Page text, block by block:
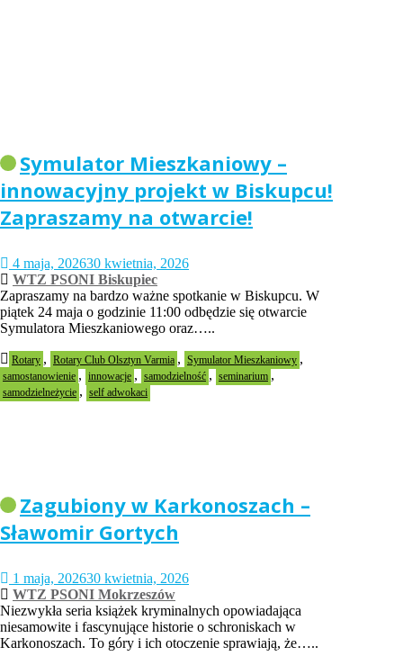
Symulator Mieszkaniowy –
innowacyjny projekt w Biskupcu!
Zapraszamy na otwarcie!
4 maja, 202630 kwietnia, 2026
WTZ PSONI Biskupiec
Zapraszamy na bardzo ważne spotkanie w Biskupcu. W
piątek 24 maja o godzinie 11:00 odbędzie się otwarcie
Symulatora Mieszkaniowego oraz…..
Rotary , Rotary Club Olsztyn Varmia , Symulator Mieszkaniowy ,
samostanowienie , innowacje , samodzielność , seminarium ,
samodzielneżycie , self adwokaci
Zagubiony w Karkonoszach –
Sławomir Gortych
1 maja, 202630 kwietnia, 2026
WTZ PSONI Mokrzeszów
Niezwykła seria książek kryminalnych opowiadająca
niesamowite i fascynujące historie o schroniskach w
Karkonoszach. To góry i ich otoczenie sprawiają, że…..